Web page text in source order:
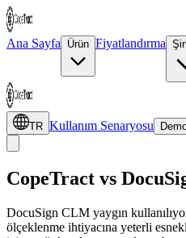
Ana Sayfa Ürün Fiyatlandırma
TR Kullanım Senaryosu
CopeTract vs
DocuSign CLM yaygın
ölçeklenme ihtiyacına yeterli